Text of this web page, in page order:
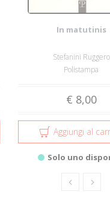
In matutinis
Stefanini Ruggero
Polistampa
€ 8,00
Aggiungi al
Solo uno